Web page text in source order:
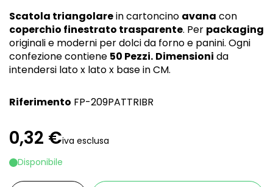
Scatola triangolarein cartoncino avana con
coperchio finestrato trasparente. Per packaging
originali e moderni per dolci da forno e panini. Ogni
confezione contiene 50 Pezzi. Dimensioni da
intendersi lato x lato x base in CM.
Riferimento FP-209PATTRIBR
0,32 €iva esclusa
Disponibile